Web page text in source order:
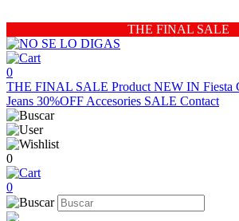
THE FINAL SALE
0
THE FINAL SALE Product NEW IN Fiesta
Jeans 30%OFF Accesories SALE Contact
0
0